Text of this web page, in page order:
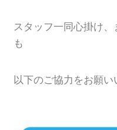
スタッフ一同心掛け
も
以下のご協力をお願い